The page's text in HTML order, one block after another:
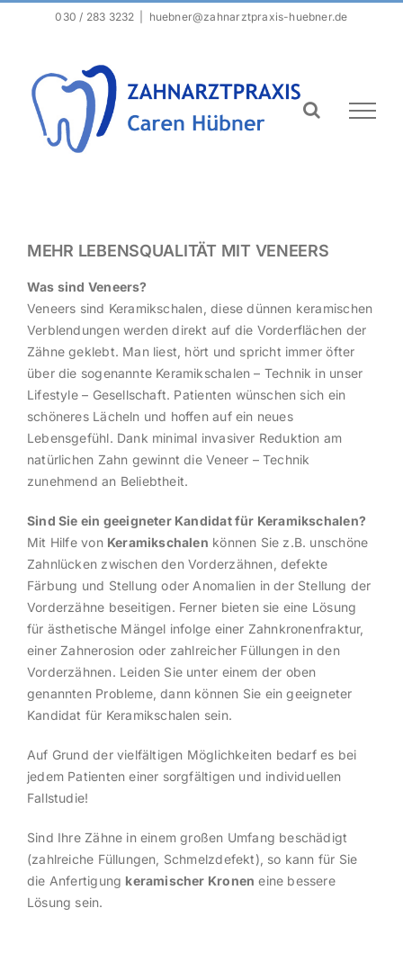
030 / 283 3232 huebner@zahnarztpraxis-huebner.de
MEHR LEBENSQUALITÄT MIT VENEERS
Was sind Veneers?
Veneers sind Keramikschalen, diese dünnen keramischen
Verblendungen werden direkt auf die Vorderflächen der
Zähne geklebt. Man liest, hört und spricht immer öfter
über die sogenannte Keramikschalen – Technik in unser
Lifestyle – Gesellschaft. Patienten wünschen sich ein
schöneres Lächeln und hoffen auf ein neues
Lebensgefühl. Dank minimal invasiver Reduktion am
natürlichen Zahn gewinnt die Veneer – Technik
zunehmend an Beliebtheit.
Sind Sie ein geeigneter Kandidat für Keramikschalen?
Mit Hilfe von Keramikschalen können Sie z.B. unschöne
Zahnlücken zwischen den Vorderzähnen, defekte
Färbung und Stellung oder Anomalien in der Stellung der
Vorderzähne beseitigen. Ferner bieten sie eine Lösung
für ästhetische Mängel infolge einer Zahnkronenfraktur,
einer Zahnerosion oder zahlreicher Füllungen in den
Vorderzähnen. Leiden Sie unter einem der oben
genannten Probleme, dann können Sie ein geeigneter
Kandidat für Keramikschalen sein.
Auf Grund der vielfältigen Möglichkeiten bedarf es bei
jedem Patienten einer sorgfältigen und individuellen
Fallstudie!
Sind Ihre Zähne in einem großen Umfang beschädigt
(zahlreiche Füllungen, Schmelzdefekt), so kann für Sie
die Anfertigung keramischer Kronen eine bessere
Lösung sein.